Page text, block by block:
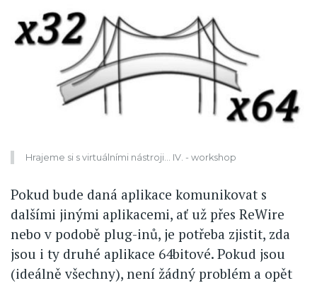
Hrajeme si s virtuálními nástroji... IV. - workshop
Pokud bude daná aplikace komunikovat s
dalšími jinými aplikacemi, ať už přes ReWire
nebo v podobě plug-inů, je potřeba zjistit, zda
jsou i ty druhé aplikace 64bitové. Pokud jsou
(ideálně všechny), není žádný problém a opět